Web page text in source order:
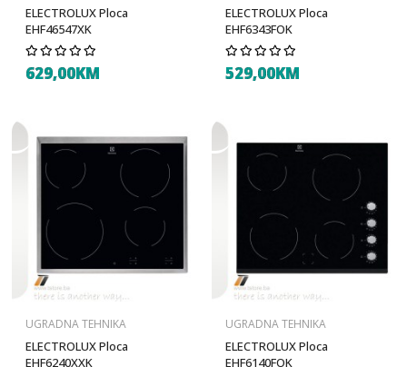
ELECTROLUX Ploca
EHF46547XK
629,00KM
ELECTROLUX Ploca
EHF6343FOK
529,00KM
UGRADNA TEHNIKA
ELECTROLUX Ploca
EHF6240XXK
UGRADNA TEHNIKA
ELECTROLUX Ploca
EHF6140FOK